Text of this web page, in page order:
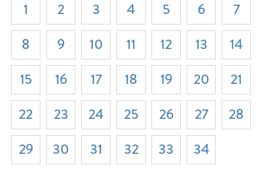
1 2 3 4 5 6
7
8
9 10 11 12 13
14
15
16 17 18 19 20
21
22
23 24 25 26 27
28
29
30 31 32 33 34